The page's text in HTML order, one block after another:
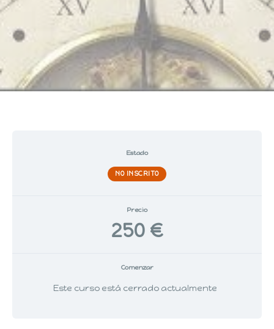
Estado
NO INSCRITO
Precio
250 €
Comenzar
Este curso está cerrado actualmente